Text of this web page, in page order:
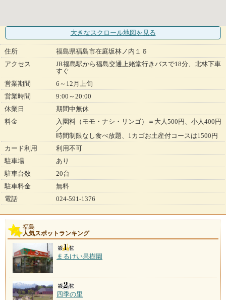
大きなスクロール地図 を見る
住所
福島県福島市在庭坂林ノ内１６
アクセス
JR福島駅から福島交通上姥堂行きバスで18分、北林下車
すぐ
営業期間
6～12月上旬
営業時間
9:00～20:00
休業日
期間中無休
料金
入園料（モモ・ナシ・リンゴ）＝大人500円、小人400円
／
時間制限なし食べ放題、1カゴお土産付コースは1500円
カード利用
利用不可
駐車場
あり
駐車台数
20台
駐車料金
無料
電話
024-591-1376
福島
人気スポットランキング
まるけい果樹園
四季の里